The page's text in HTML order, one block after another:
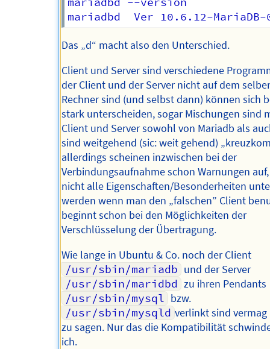
Das „d“ macht also den Unterschied.
Client und Server sind verschiedene
der Client und der Server nicht auf dem
Rechner sind (und selbst dann) können sich
stark unterscheiden, sogar Mischungen sind
Client und Server sowohl von Mariadb als
sind weitgehend (sic: weit gehend)
allerdings scheinen inzwischen bei der
Verbindungsaufnahme schon Warnungen
nicht alle Eigenschaften/Besonderheiten
werden wenn man den „falschen” Client
beginnt schon bei den Möglichkeiten der
Verschlüsselung der Übertragung.
Wie lange in Ubuntu & Co. noch der Client
/usr/sbin/mariadb und der Server
/usr/sbin/maridbd zu ihren Pendants
/usr/sbin/mysql bzw.
/usr/sbin/mysqld verlinkt sind
zu sagen. Nur das die Kompatibilität
ich.